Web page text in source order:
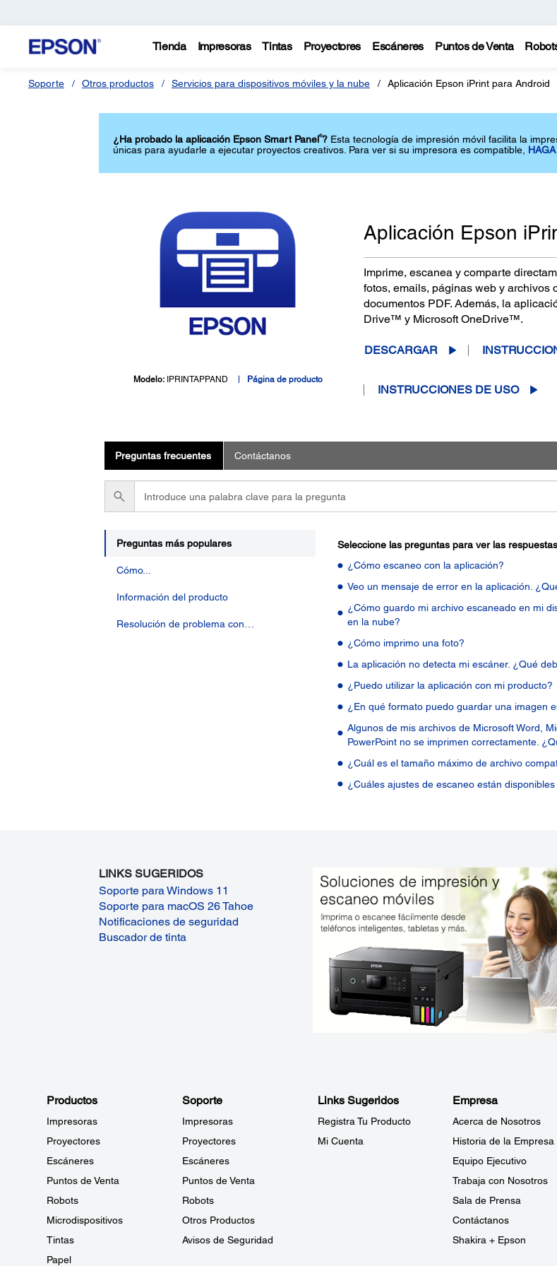
Tienda Impresoras Tintas Proyectores Escáneres Puntos de Venta
Soporte Otros productos Servicios para dispositivos móviles y la nube Aplicación Epson iPrint para Android
¿Ha probado la aplicación Epson Smart Panel®? Esta tecnología de impresión móvil facilita la
únicas para ayudarle a ejecutar proyectos creativos. Para ver si su impresora es compatible,
Modelo: IPRINTAPPAND Página de producto
Aplicación Epson
Imprime, escanea y comparte
fotos, emails, páginas web y archivos
documentos PDF. Además, la
Drive™ y Microsoft OneDrive™.
DESCARGAR
INSTRUCCIONES DE USO
Preguntas frecuentes Contáctanos
una
palabra
clave
para
la
pregunta
Preguntas más populares
Cómo...
Información del producto
Resolución de problema con…
Seleccione las preguntas para ver las respuestas
¿Cómo escaneo con la aplicación?
Veo un mensaje de error en la aplicación.
¿Cómo guardo mi archivo escaneado en mi
en la nube?
¿Cómo imprimo una foto?
La aplicación no detecta mi escáner. ¿Qué
¿Puedo utilizar la aplicación con mi producto?
¿En qué formato puedo guardar una imagen
Algunos de mis archivos de Microsoft Word,
PowerPoint no se imprimen correctamente.
¿Cuál es el tamaño máximo de archivo
¿Cuáles ajustes de escaneo están
LINKS SUGERIDOS
Soporte para Windows 11
Soporte para macOS 26 Tahoe
Notificaciones de seguridad
Buscador de tinta
Productos
Impresoras
Proyectores
Escáneres
Puntos de Venta
Robots
Microdispositivos
Tintas
Papel
Soporte
Impresoras
Proyectores
Escáneres
Puntos de Venta
Robots
Otros Productos
Avisos de Seguridad
Links Sugeridos
Registra Tu Producto
Mi Cuenta
Empresa
Acerca de Nosotros
Historia de la Empresa
Equipo Ejecutivo
Trabaja con Nosotros
Sala de Prensa
Contáctanos
Shakira + Epson